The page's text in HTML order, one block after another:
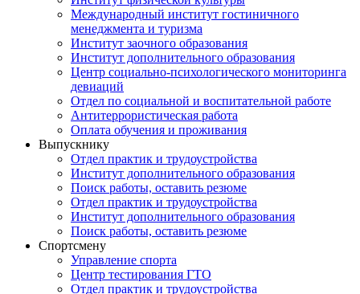
Международный институт гостиничного
менеджмента и туризма
Институт заочного образования
Институт дополнительного образования
Центр социально-психологического мониторинга
девиаций
Отдел по социальной и воспитательной работе
Антитеррористическая работа
Оплата обучения и проживания
Выпускнику
Отдел практик и трудоустройства
Институт дополнительного образования
Поиск работы, оставить резюме
Отдел практик и трудоустройства
Институт дополнительного образования
Поиск работы, оставить резюме
Спортсмену
Управление спорта
Центр тестирования ГТО
Отдел практик и трудоустройства